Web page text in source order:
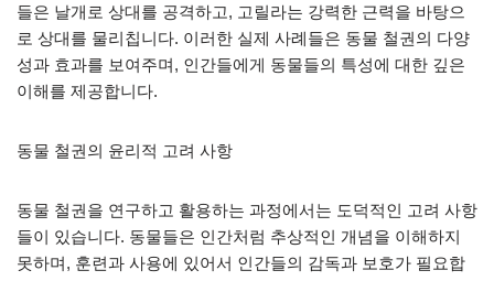
들은 날개로 상대를 공격하고, 고릴라는 강력한 근력을 바탕으
로 상대를 물리칩니다. 이러한 실제 사례들은 동물 철권의 다양
성과 효과를 보여주며, 인간들에게 동물들의 특성에 대한 깊은
이해를 제공합니다.
동물 철권의 윤리적 고려 사항
동물 철권을 연구하고 활용하는 과정에서는 도덕적인 고려 사항
들이 있습니다. 동물들은 인간처럼 추상적인 개념을 이해하지
못하며, 훈련과 사용에 있어서 인간들의 감독과 보호가 필요합